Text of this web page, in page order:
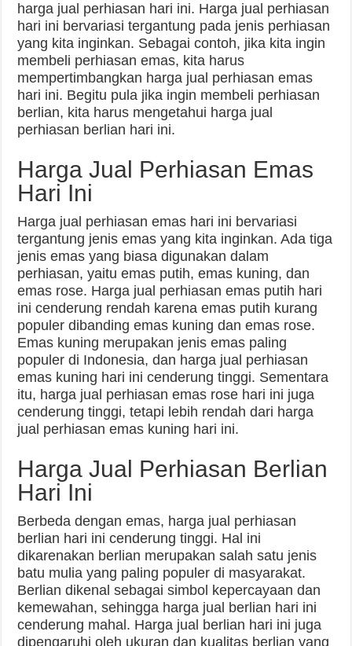
harga jual perhiasan hari ini. Harga jual perhiasan
hari ini bervariasi tergantung pada jenis perhiasan
yang kita inginkan. Sebagai contoh, jika kita ingin
membeli perhiasan emas, kita harus
mempertimbangkan harga jual perhiasan emas
hari ini. Begitu pula jika ingin membeli perhiasan
berlian, kita harus mengetahui harga jual
perhiasan berlian hari ini.
Harga Jual Perhiasan Emas
Hari Ini
Harga jual perhiasan emas hari ini bervariasi
tergantung jenis emas yang kita inginkan. Ada tiga
jenis emas yang biasa digunakan dalam
perhiasan, yaitu emas putih, emas kuning, dan
emas rose. Harga jual perhiasan emas putih hari
ini cenderung rendah karena emas putih kurang
populer dibanding emas kuning dan emas rose.
Emas kuning merupakan jenis emas paling
populer di Indonesia, dan harga jual perhiasan
emas kuning hari ini cenderung tinggi. Sementara
itu, harga jual perhiasan emas rose hari ini juga
cenderung tinggi, tetapi lebih rendah dari harga
jual perhiasan emas kuning hari ini.
Harga Jual Perhiasan Berlian
Hari Ini
Berbeda dengan emas, harga jual perhiasan
berlian hari ini cenderung tinggi. Hal ini
dikarenakan berlian merupakan salah satu jenis
batu mulia yang paling populer di masyarakat.
Berlian dikenal sebagai simbol kepercayaan dan
kemewahan, sehingga harga jual berlian hari ini
cenderung mahal. Harga jual berlian hari ini juga
dipengaruhi oleh ukuran dan kualitas berlian yang